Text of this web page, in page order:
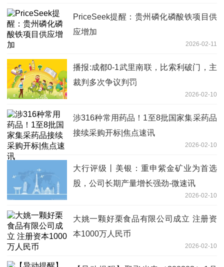
PriceSeek提醒：贵州磷化磷酸铁项目供
应增加
2026-02-11
播报:成都0-1武里南联，比索利破门，主
裁判多次争议判罚
2026-02-10
涉316种常用药品！1至8批国家集采药品
接续采购开标|焦点速讯
2026-02-10
大行评级丨美银：重申紫金矿业为首选
股，公司长期产量增长强劲-微速讯
2026-02-10
大姚一颗好栗食品有限公司成立 注册资
本1000万人民币
2026-02-10